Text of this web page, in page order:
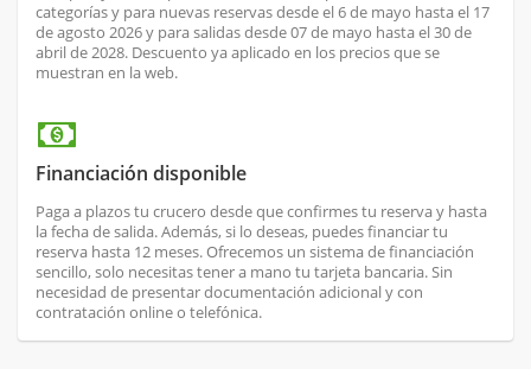
categorías y para nuevas reservas desde el 6 de mayo hasta el 17
de agosto 2026 y para salidas desde 07 de mayo hasta el 30 de
abril de 2028. Descuento ya aplicado en los precios que se
muestran en la web.
Financiación disponible
Paga a plazos tu crucero desde que confirmes tu reserva y hasta
la fecha de salida. Además, si lo deseas, puedes financiar tu
reserva hasta 12 meses. Ofrecemos un sistema de financiación
sencillo, solo necesitas tener a mano tu tarjeta bancaria. Sin
necesidad de presentar documentación adicional y con
contratación online o telefónica.